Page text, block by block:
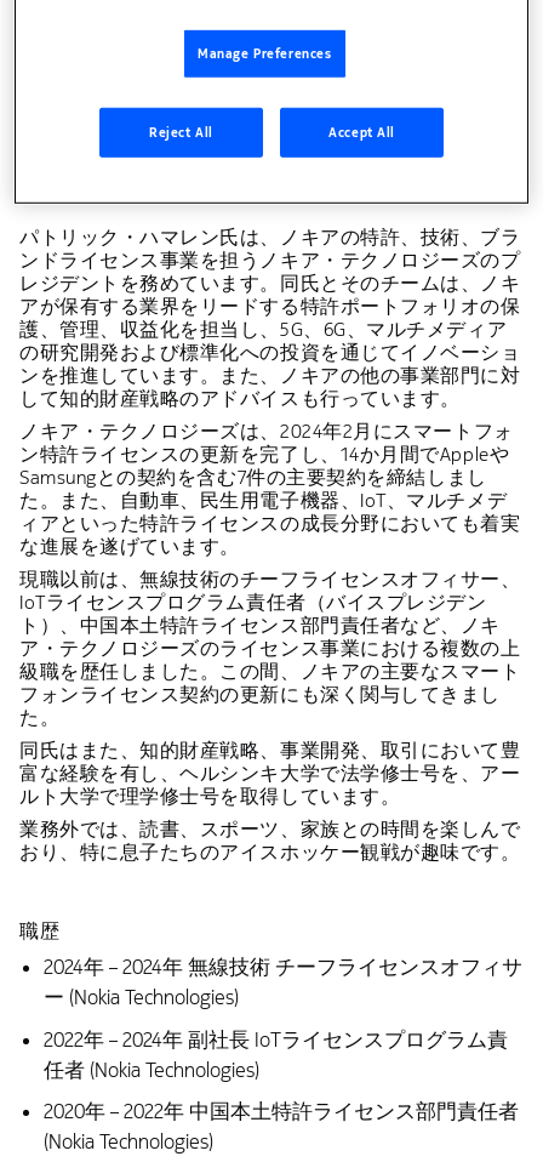
パトリック・ハマレン
ノキア・テクノロジーズ プレジデント
パトリック・ハマレン氏は、ノキアの特許、技術、ブラ
ンドライセンス事業を担うノキア・テクノロジーズのプ
レジデントを務めています。同氏とそのチームは、ノキ
アが保有する業界をリードする特許ポートフォリオの保
護、管理、収益化を担当し、5G、6G、マルチメディア
の研究開発および標準化への投資を通じてイノベーショ
ンを推進しています。また、ノキアの他の事業部門に対
して知的財産戦略のアドバイスも行っています。
ノキア・テクノロジーズは、2024年2月にスマートフォ
ン特許ライセンスの更新を完了し、14か月間でAppleや
Samsungとの契約を含む7件の主要契約を締結しまし
た。また、自動車、民生用電子機器、IoT、マルチメデ
ィアといった特許ライセンスの成長分野においても着実
な進展を遂げています。
現職以前は、無線技術のチーフライセンスオフィサー、
IoTライセンスプログラム責任者（バイスプレジデン
ト）、中国本土特許ライセンス部門責任者など、ノキ
ア・テクノロジーズのライセンス事業における複数の上
級職を歴任しました。この間、ノキアの主要なスマート
フォンライセンス契約の更新にも深く関与してきまし
た。
同氏はまた、知的財産戦略、事業開発、取引において豊
富な経験を有し、ヘルシンキ大学で法学修士号を、アー
ルト大学で理学修士号を取得しています。
業務外では、読書、スポーツ、家族との時間を楽しんで
おり、特に息子たちのアイスホッケー観戦が趣味です。
職歴
2024年 – 2024年 無線技術 チーフライセンスオフィサ
ー (Nokia Technologies)
2022年 – 2024年 副社長 IoTライセンスプログラム責
任者 (Nokia Technologies)
2020年 – 2022年 中国本土特許ライセンス部門責任者
(Nokia Technologies)
Manage Preferences
Reject All Accept All